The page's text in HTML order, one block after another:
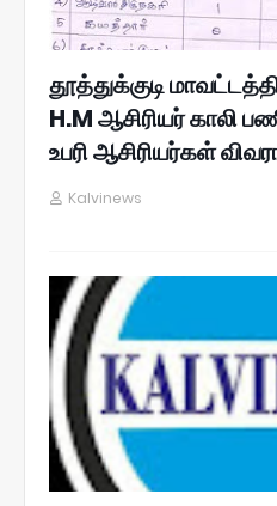
தூத்துக்குடி
H.M ஆசிரியர் காலி
உபரி ஆசிரியர்கள்
Kalvinews